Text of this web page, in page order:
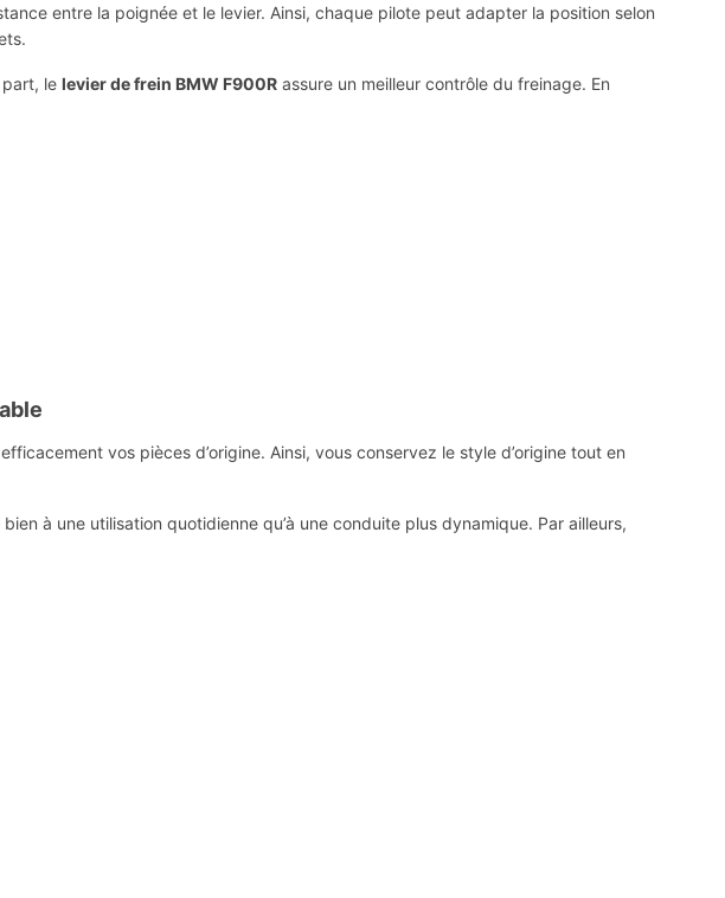
entre la poignée et le levier. Ainsi, chaque pilote peut adapter la position selon
le levier de frein BMW F900R assure un meilleur contrôle du freinage. En
vos pièces d’origine. Ainsi, vous conservez le style d’origine tout en
à une utilisation quotidienne qu’à une conduite plus dynamique. Par ailleurs,